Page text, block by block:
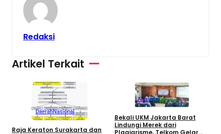
Redaksi
Artikel Terkait
DaerahNasional
Raja Keraton Surakarta dan
Nasional
Bekali UKM Jakarta Barat
Lindungi Merek dari